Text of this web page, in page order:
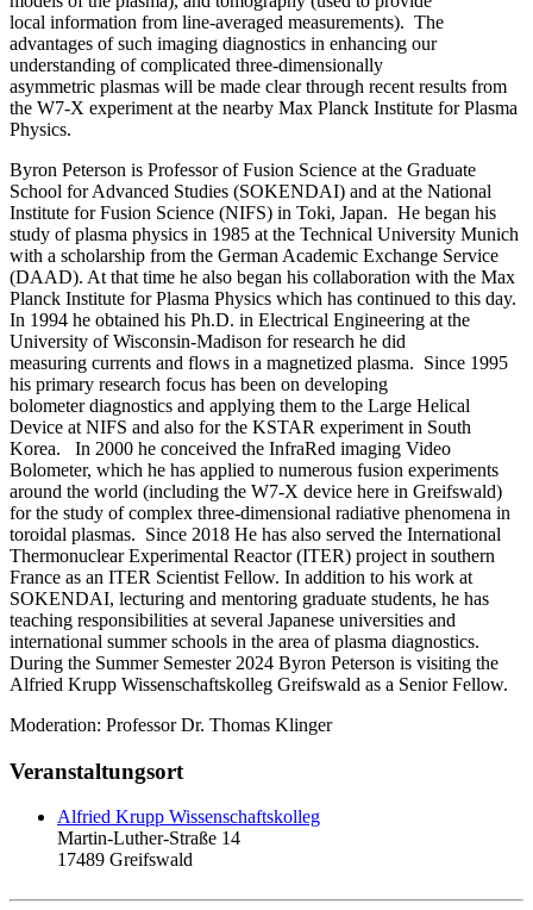
local information from line-averaged measurements). The
advantages of such imaging diagnostics in enhancing our
understanding of complicated three-dimensionally
asymmetric plasmas will be made clear through recent results from
the W7-X experiment at the nearby Max Planck Institute for Plasma
Physics.
Byron Peterson is Professor of Fusion Science at the Graduate
School for Advanced Studies (SOKENDAI) and at the National
Institute for Fusion Science (NIFS) in Toki, Japan. He began his
study of plasma physics in 1985 at the Technical University Munich
with a scholarship from the German Academic Exchange Service
(DAAD). At that time he also began his collaboration with the Max
Planck Institute for Plasma Physics which has continued to this day.
In 1994 he obtained his Ph.D. in Electrical Engineering at the
University of Wisconsin-Madison for research he did
measuring currents and flows in a magnetized plasma. Since 1995
his primary research focus has been on developing
bolometer diagnostics and applying them to the Large Helical
Device at NIFS and also for the KSTAR experiment in South
Korea. In 2000 he conceived the InfraRed imaging Video
Bolometer, which he has applied to numerous fusion experiments
around the world (including the W7-X device here in Greifswald)
for the study of complex three-dimensional radiative phenomena in
toroidal plasmas. Since 2018 He has also served the International
Thermonuclear Experimental Reactor (ITER) project in southern
France as an ITER Scientist Fellow. In addition to his work at
SOKENDAI, lecturing and mentoring graduate students, he has
teaching responsibilities at several Japanese universities and
international summer schools in the area of plasma diagnostics.
During the Summer Semester 2024 Byron Peterson is visiting the
Alfried Krupp Wissenschaftskolleg Greifswald as a Senior Fellow.
Moderation: Professor Dr. Thomas Klinger
Veranstaltungsort
Alfried Krupp Wissenschaftskolleg
Martin-Luther-Straße 14
17489 Greifswald